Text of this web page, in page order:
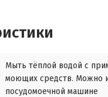
Мыть тёплой водой с
моющих средств. Можно
посудомоечной машине